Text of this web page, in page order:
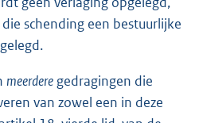
schending een bestuurlijke
meerdere gedragingen die
van zowel een in deze